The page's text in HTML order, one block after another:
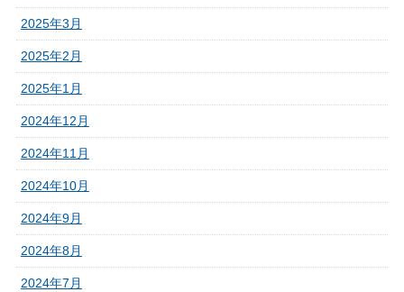
2025年3月
2025年2月
2025年1月
2024年12月
2024年11月
2024年10月
2024年9月
2024年8月
2024年7月